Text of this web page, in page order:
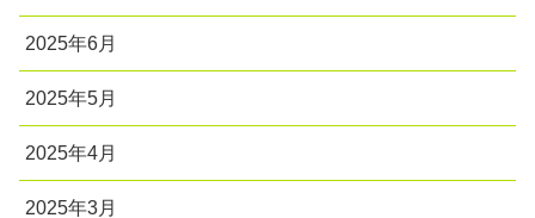
2025年6月
2025年5月
2025年4月
2025年3月